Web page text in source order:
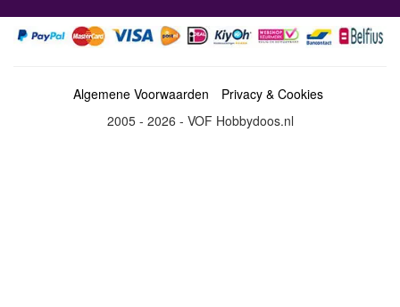
Algemene Voorwaarden
Privacy & Cookies
2005 - 2026 - VOF Hobbydoos.nl